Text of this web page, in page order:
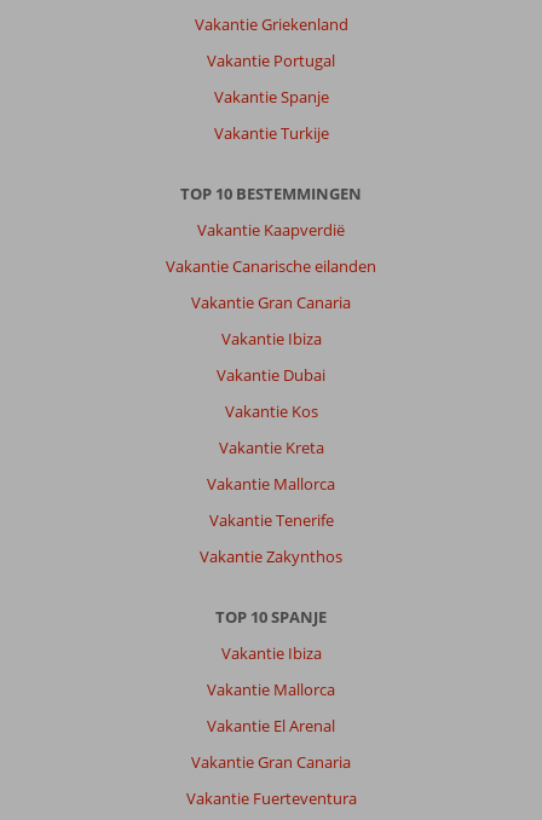
Vakantie Griekenland
Vakantie Portugal
Vakantie Spanje
Vakantie Turkije
TOP 10 BESTEMMINGEN
Vakantie Kaapverdië
Vakantie Canarische eilanden
Vakantie Gran Canaria
Vakantie Ibiza
Vakantie Dubai
Vakantie Kos
Vakantie Kreta
Vakantie Mallorca
Vakantie Tenerife
Vakantie Zakynthos
TOP 10 SPANJE
Vakantie Ibiza
Vakantie Mallorca
Vakantie El Arenal
Vakantie Gran Canaria
Vakantie Fuerteventura